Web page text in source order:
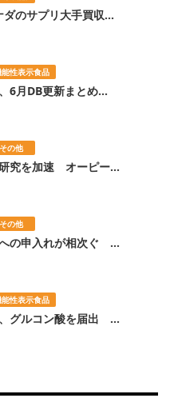
のサプリ大手買収...
性表示食品
6月DB更新まとめ...
その他
究を加速 オーピー...
その他
の申入れが相次ぐ ...
性表示食品
グルコン酸を届出 ...